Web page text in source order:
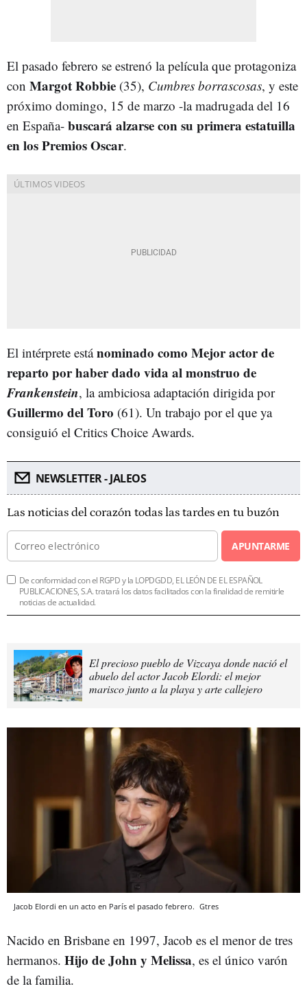
El pasado febrero se estrenó la película que protagoniza
con Margot Robbie (35), Cumbres borrascosas, y este
próximo domingo, 15 de marzo -la madrugada del 16
en España- buscará alzarse con su primera estatuilla
en los Premios Oscar.
El intérprete estánominado como Mejor actor de
reparto por haber dado vida al monstruo de
Frankenstein, la ambiciosa adaptación dirigida por
Guillermo del Toro (61). Un trabajo por el que ya
consiguió el Critics Choice Awards.
NEWSLETTER - JALEOS
Las noticias del corazón todas las tardes en tu buzón
APUNTARME
De conformidad con el RGPD y la LOPDGDD, EL LEÓN DE EL ESPAÑOL
PUBLICACIONES, S.A. tratará los datos facilitados con la finalidad de remitirle
noticias de actualidad.
El precioso pueblo de Vizcaya donde nació el
abuelo del actor Jacob Elordi: el mejor
marisco junto a la playa y arte callejero
Jacob Elordi en un acto en París el pasado febrero. Gtres
Nacido en Brisbane en 1997, Jacob es el menor de tres
hermanos. Hijo de John y Melissa, es el único varón
de la familia.